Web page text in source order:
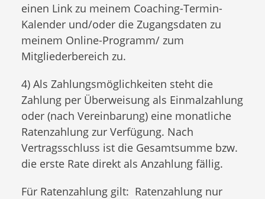
einen Link zu meinem Coaching-Termin-
Kalender und/oder die Zugangsdaten zu
meinem Online-Programm/ zum
Mitgliederbereich zu.
4) Als Zahlungsmöglichkeiten steht die
Zahlung per Überweisung als Einmalzahlung
oder (nach Vereinbarung) eine monatliche
Ratenzahlung zur Verfügung. Nach
Vertragsschluss ist die Gesamtsumme bzw.
die erste Rate direkt als Anzahlung fällig.
Für Ratenzahlung gilt: Ratenzahlung nur